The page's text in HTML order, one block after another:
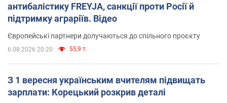
антибалістику FREYJA, санкції проти Росії й
підтримку аграріїв. Відео
Європейські партнери долучаються до спільного проєкту
6.08.2026 20:20 55,9 т.
З 1 вересня українським вчителям підвищать
зарплати: Корецький розкрив деталі